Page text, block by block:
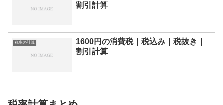
割引計算
税率の計算
1600円の消費税｜税込み｜税抜き｜
割引計算